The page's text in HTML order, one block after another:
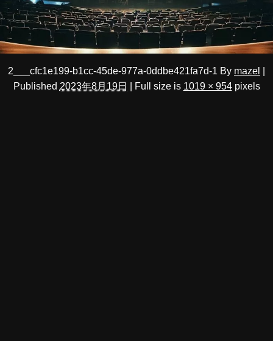
2___cfc1e199-b1cc-45de-977a-0ddbe421fa7d-1 By mazel
Published 2023年8月19日 Full size is 1019 × 954pixels